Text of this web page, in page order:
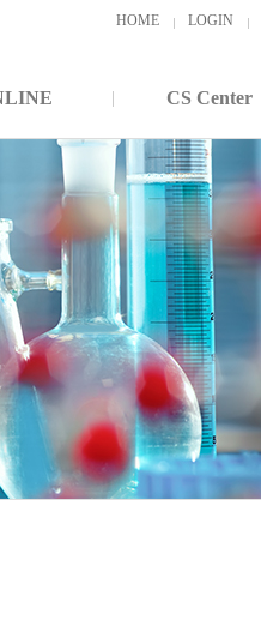
HOME LOGIN
CS Center